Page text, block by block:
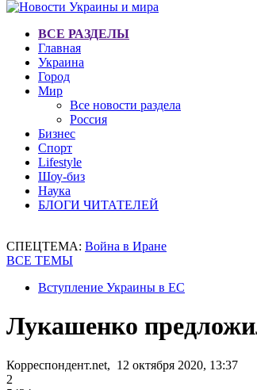
ВСЕ РАЗДЕЛЫ
Главная
Украина
Город
Мир
Все новости раздела
Россия
Бизнес
Спорт
Lifestyle
Шоу-биз
Наука
БЛОГИ ЧИТАТЕЛЕЙ
СПЕЦТЕМА: Война в Иране
ВСЕ ТЕМЫ
Вступление Украины в ЕС
Лукашенко
Корреспондент.net, 12 октября 2020, 13:37
2